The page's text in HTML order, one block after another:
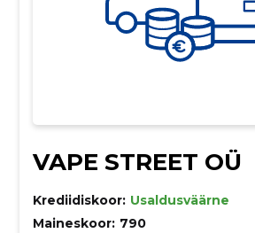
VAPE STREET OÜ
Krediidiskoor: Usaldusväärne
Maineskoor: 790